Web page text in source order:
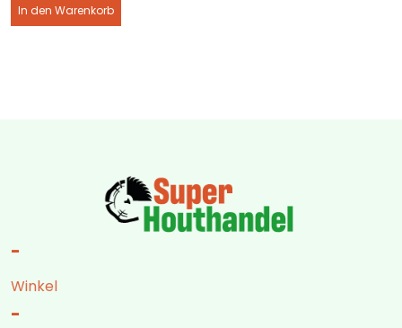
In den Warenkorb
-
Winkel
-